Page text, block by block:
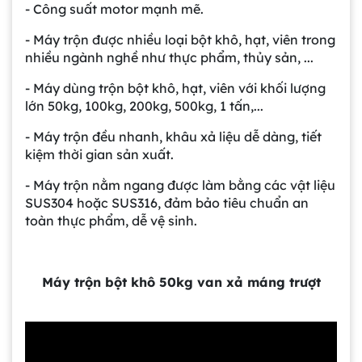
- Công suất motor mạnh mẽ.
- Máy trộn được nhiều loại bột khô, hạt, viên trong
nhiều ngành nghề như thực phẩm, thủy sản, ...
- Máy dùng trộn bột khô, hạt, viên với khối lượng
lớn 50kg, 100kg, 200kg, 500kg, 1 tấn,...
- Máy trộn đều nhanh, khâu xả liệu dễ dàng, tiết
kiệm thời gian sản xuất.
- Máy trộn nằm ngang được làm bằng các vật liệu
SUS304 hoặc SUS316, đảm bảo tiêu chuẩn an
toàn thực phẩm, dễ vệ sinh.
Máy trộn bột khô 50kg van xả máng trượt